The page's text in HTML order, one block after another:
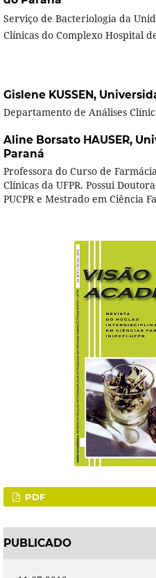
Serviço de Bacteriologia da
Clínicas do Complexo Hospital
Gislene KUSSEN,
Departamento de Análises
Aline Borsato HAUSER,
Paraná
Professora do Curso de
Clínicas da UFPR. Possui
PUCPR e Mestrado em Ciência
PDF
PUBLICADO